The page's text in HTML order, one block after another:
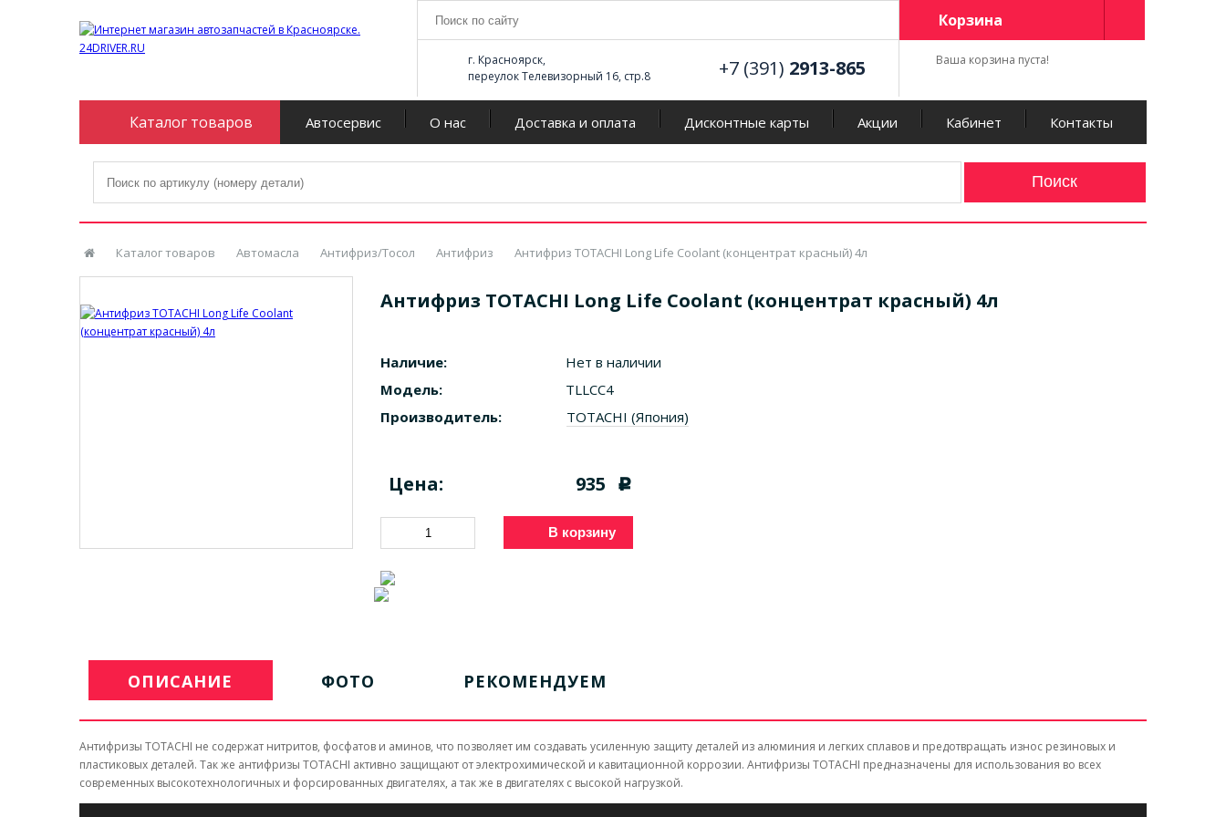
г. Красноярск,
переулок Телевизорный 16, стр.8
+7 (391) 2913-865
Корзина
Ваша корзина пуста!
Каталог товаров Автосервис О нас Доставка и оплата Дисконтные карты Акции Кабинет Контакты
Каталог товаров Автомасла Антифриз/Тосол Антифриз Антифриз TOTACHI Long Life Coolant (концентрат красный) 4л
Антифриз TOTACHI Long Life Coolant (концентрат красный) 4л
Наличие:
Нет в наличии
Модель:
TLLCC4
Производитель:
TOTACHI (Япония)
Цена: 935 c
В корзину
ОПИСАНИЕ ФОТО РЕКОМЕНДУЕМ
Антифризы TOTACHI не содержат нитритов, фосфатов и аминов, что позволяет им создавать усиленную защиту деталей из алюминия и легких сплавов и предотвращать износ резиновых и
пластиковых деталей. Так же антифризы TOTACHI активно защищают от электрохимической и кавитационной коррозии. Антифризы TOTACHI предназначены для использования во всех
современных высокотехнологичных и форси­рованных двигателях, а так же в двигателях с высокой нагрузкой.